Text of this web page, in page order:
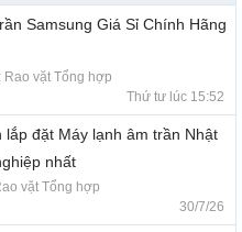
Samsung Giá Sỉ Chính Hãng
Rao vặt Tổng hợp
Thứ tư lúc 15:52
lắp đặt Máy lạnh âm trần Nhật
nhất
vặt Tổng hợp
30/7/26